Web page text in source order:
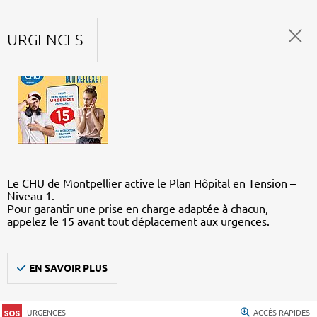
URGENCES
Le CHU de Montpellier active le Plan Hôpital en Tension –
Niveau 1.
Pour garantir une prise en charge adaptée à chacun,
appelez le 15 avant tout déplacement aux urgences.
EN SAVOIR PLUS
URGENCES ACCÈS RAPIDES